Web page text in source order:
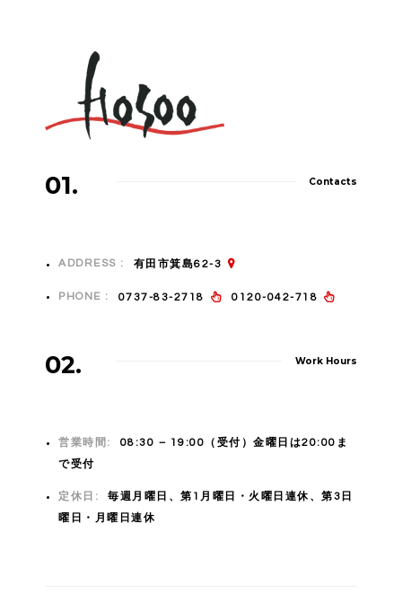
01. Contacts
ADDRESS : 有田市箕島62-3
PHONE : 0737-83-2718 0120-042-718
02. Work Hours
営業時間:
08:30 – 19:00（受付）金曜日は20:00ま
で受付
定休日:
毎週月曜日、第1月曜日・火曜日連休、第3日
曜日・月曜日連休